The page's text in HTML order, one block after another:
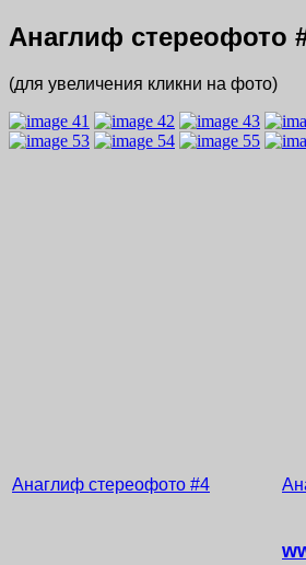
Анаглиф стереофото
(для увеличения кликни на фото)
Анаглиф стереофото #4